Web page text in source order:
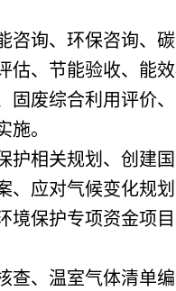
咨询、环保咨询、碳
估、节能验收、能
固废综合利用评价
施。
护相关规划、创建
、应对气候变化规
境保护专项资金项
查、温室气体清单